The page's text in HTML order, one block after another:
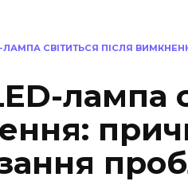
ЛАМПА СВІТИТЬСЯ ПІСЛЯ
лампа